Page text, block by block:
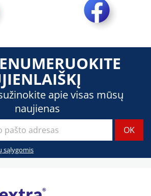
apie visas mūsų
naujienas
sąlygomis